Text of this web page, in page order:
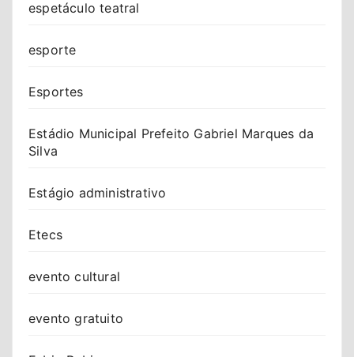
espetáculo teatral
esporte
Esportes
Estádio Municipal Prefeito Gabriel Marques da
Silva
Estágio administrativo
Etecs
evento cultural
evento gratuito